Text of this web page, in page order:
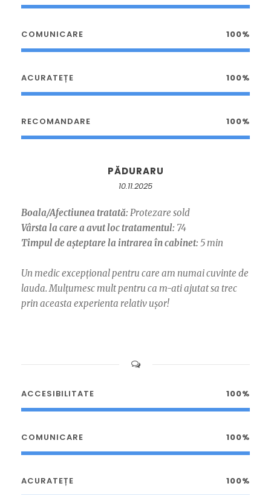
COMUNICARE 100%
ACURATEȚE 100%
RECOMANDARE 100%
PĂDURARU
10.11.2025
Boala/Afectiunea tratată: Protezare sold
Vârsta la care a avut loc tratamentul: 74
Timpul de așteptare la intrarea în cabinet: 5 min
Un medic excepțional pentru care am numai cuvinte de
lauda. Mulțumesc mult pentru ca m-ati ajutat sa trec
prin aceasta experienta relativ ușor!
ACCESIBILITATE 100%
COMUNICARE 100%
ACURATEȚE 100%